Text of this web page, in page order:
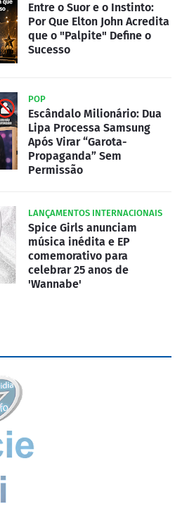
Entre o Suor e o Instinto:
Por Que Elton John Acredita
que o "Palpite" Define o
Sucesso
POP
Escândalo Milionário: Dua
Lipa Processa Samsung
Após Virar “Garota-
Propaganda” Sem
Permissão
LANÇAMENTOS INTERNACIONAIS
Spice Girls anunciam
música inédita e EP
comemorativo para
celebrar 25 anos de
'Wannabe'